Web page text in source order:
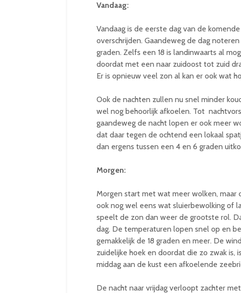
Vandaag:
Vandaag is de eerste dag van de
overschrijden. Gaandeweg de dag
graden. Zelfs een 18 is landinwaarts al
doordat met een naar zuidoost tot zuid
Er is opnieuw veel zon al kan er ook wat
Ook de nachten zullen nu snel minder
wel nog behoorlijk afkoelen. Tot
gaandeweg de nacht lopen er ook meer
dat daar tegen de ochtend een lokaal
dan ergens tussen een 4 en 6 graden
Morgen:
Morgen start met wat meer wolken, maar
ook nog wel eens wat sluierbewolking of
speelt de zon dan weer de grootste rol.
dag. De temperaturen lopen snel op en
gemakkelijk de 18 graden en meer. De
zuidelijke hoek en doordat die zo zwak
middag aan de kust een afkoelende
De nacht naar vrijdag verloopt zachter